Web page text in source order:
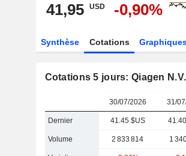
41,95 USD -0,90%
Synthèse Cotations
Cotations 5 jours: Qiagen N.V.
30/07/2026 31/
Dernier 41.45 $US
Volume 2 833 814 1